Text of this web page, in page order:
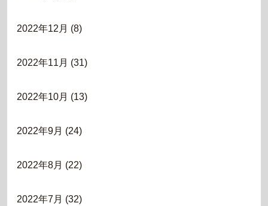
2022年12月 (8)
2022年11月 (31)
2022年10月 (13)
2022年9月 (24)
2022年8月 (22)
2022年7月 (32)